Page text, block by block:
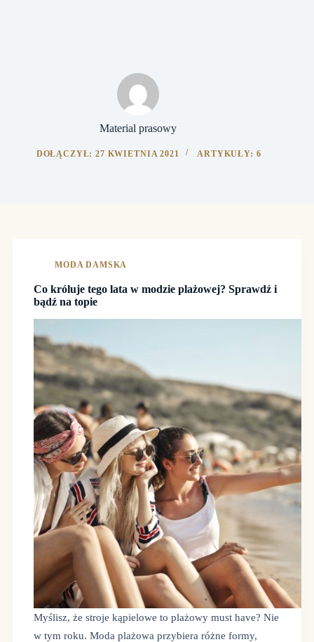
Material prasowy
DOŁĄCZYŁ: 27 KWIETNIA 2021 ARTYKUŁY: 6
MODA DAMSKA
Co króluje tego lata w modzie plażowej? Sprawdź i
bądź na topie
Myślisz, że stroje kąpielowe to plażowy must have? Nie
w tym roku. Moda plażowa przybiera różne formy,